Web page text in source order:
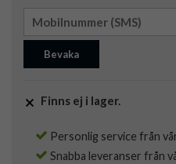
Bevaka
Finns ej i lager.
Personlig service från
Snabba leveranser från